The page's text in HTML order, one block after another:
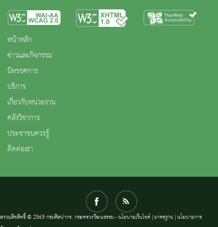
หน้าหลัก
ข่าวและกิจกรรม
นิทรรศการ
บริการ
เกี่ยวกับหน่วยงาน
คลังวิชาการ
ประชาชนควรรู้
ติดต่อเรา
สงวนลิขสิทธิ์ © 2563 กรมศิลปากร. กระทรวงวัฒนธรรม -นโยบายเว็บไซต์|มาตรฐาน |นโยบายการ